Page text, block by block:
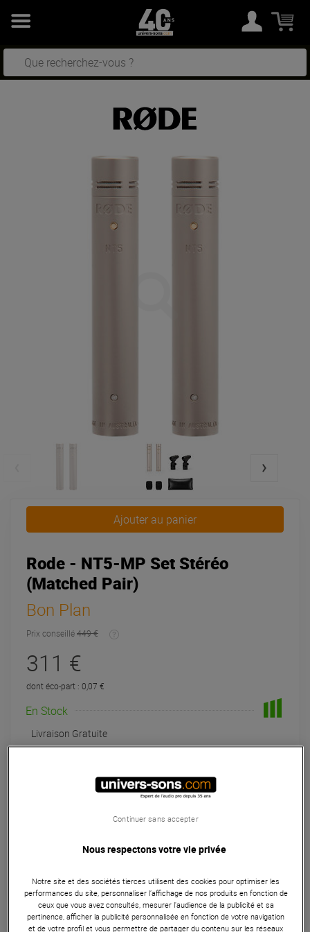
Ajouter au panier
Rode - NT5-MP Set Stéréo
(Matched Pair)
Bon Plan
Prix conseillé449 €
311 €
dont éco-part : 0,07 €
En Stock
Livraison Gratuite
Retrait magasin en 24h
103 / mois
Coût de financement :
0 €
TAEG fixe : 0%
Nous respectons votre vie privée
Notre site et des sociétés tierces utilisent des cookies pour optimiser les
performances du site, personnaliser l’affichage de nos produits en fonction de
ceux que vous avez consultés, mesurer l'audience de la publicité et sa
pertinence, afficher la publicité personnalisée en fonction de votre navigation
et de votre profil et vous permettre de partager du contenu sur les réseaux
Continuer sans accepter